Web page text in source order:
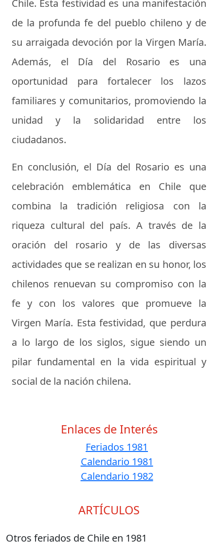
Chile. Esta festividad es una manifestación
de la profunda fe del pueblo chileno y de
su arraigada devoción por la Virgen María.
Además, el Día del Rosario es una
oportunidad para fortalecer los lazos
familiares y comunitarios, promoviendo la
unidad y la solidaridad entre los
ciudadanos.
En conclusión, el Día del Rosario es una
celebración emblemática en Chile que
combina la tradición religiosa con la
riqueza cultural del país. A través de la
oración del rosario y de las diversas
actividades que se realizan en su honor, los
chilenos renuevan su compromiso con la
fe y con los valores que promueve la
Virgen María. Esta festividad, que perdura
a lo largo de los siglos, sigue siendo un
pilar fundamental en la vida espiritual y
social de la nación chilena.
Enlaces de Interés
Feriados 1981
Calendario 1981
Calendario 1982
ARTÍCULOS
Otros feriados de Chile en 1981